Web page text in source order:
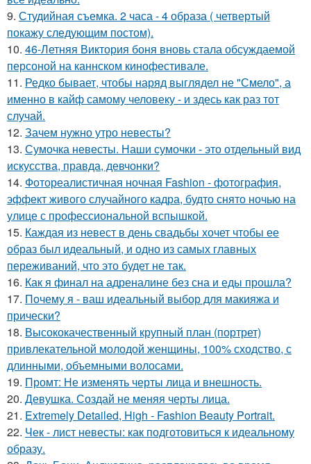
9. Студийная съемка. 2 часа - 4 образа ( четвертый
покажу следующим постом).
10. 46-Летняя Виктория боня вновь стала обсуждаемой
персоной на каннском кинофестивале.
11. Редко бывает, чтобы наряд выглядел не "Смело", а
именно в кайф самому человеку - и здесь как раз тот
случай.
12. Зачем нужно утро невесты?
13. Сумочка невесты. Наши сумочки - это отдельный вид
искусства, правда, девчонки?
14. Фотореалистичная ночная Fashion - фотография,
эффект живого случайного кадра, будто снято ночью на
улице с профессиональной вспышкой.
15. Каждая из невест в день свадьбы хочет чтобы ее
образ был идеальный, и одно из самых главных
переживаний, что это будет не так.
16. Как я финал на адреналине без сна и еды прошла?
17. Почему я - ваш идеальный выбор для макияжа и
прически?
18. Высококачественный крупный план (портрет)
привлекательной молодой женщины, 100% сходство, с
длинными, объемными волосами.
19. Промт: Не изменять черты лица и внешность.
20. Девушка. Создай не меняя черты лица.
21. Extremely Detailed, High - Fashion Beauty Portrait.
22. Чек - лист невесты: как подготовиться к идеальному
образу.